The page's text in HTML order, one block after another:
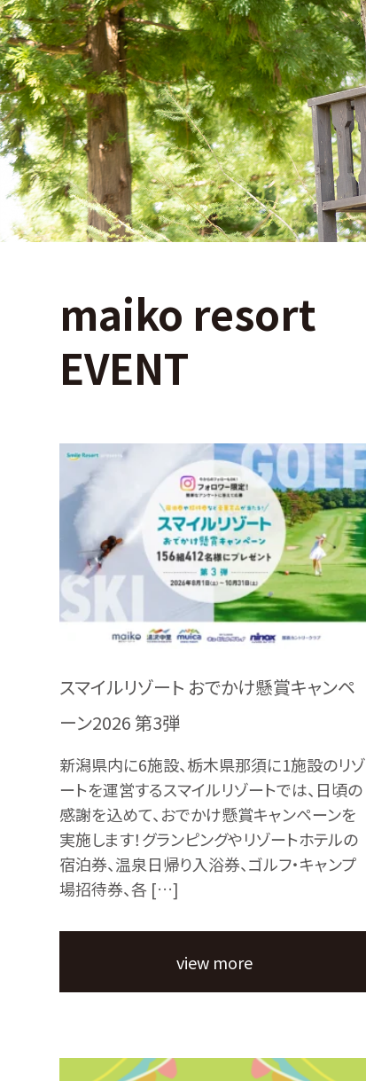
maiko resort
EVENT
スマイルリゾート おでかけ懸賞キャンペ
ーン2026 第3弾
新潟県内に6施設、栃木県那須に1施設のリゾ
ートを運営するスマイルリゾートでは、日頃の
感謝を込めて、おでかけ懸賞キャンペーンを
実施します！グランピングやリゾートホテルの
宿泊券、温泉日帰り入浴券、ゴルフ・キャンプ
場招待券、各 […]
view more